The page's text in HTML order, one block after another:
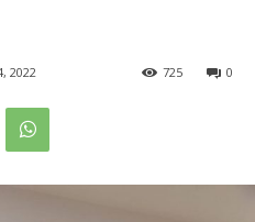
2022 0
725